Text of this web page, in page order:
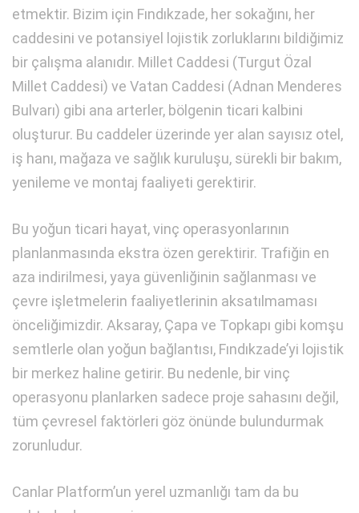
etmektir. Bizim için Fındıkzade, her sokağını, her
caddesini ve potansiyel lojistik zorluklarını bildiğimiz
bir çalışma alanıdır. Millet Caddesi (Turgut Özal
Millet Caddesi) ve Vatan Caddesi (Adnan Menderes
Bulvarı) gibi ana arterler, bölgenin ticari kalbini
oluşturur. Bu caddeler üzerinde yer alan sayısız otel,
iş hanı, mağaza ve sağlık kuruluşu, sürekli bir bakım,
yenileme ve montaj faaliyeti gerektirir.
Bu yoğun ticari hayat, vinç operasyonlarının
planlanmasında ekstra özen gerektirir. Trafiğin en
aza indirilmesi, yaya güvenliğinin sağlanması ve
çevre işletmelerin faaliyetlerinin aksatılmaması
önceliğimizdir. Aksaray, Çapa ve Topkapı gibi komşu
semtlerle olan yoğun bağlantısı, Fındıkzade’yi lojistik
bir merkez haline getirir. Bu nedenle, bir vinç
operasyonu planlarken sadece proje sahasını değil,
tüm çevresel faktörleri göz önünde bulundurmak
zorunludur.
Canlar Platform’un yerel uzmanlığı tam da bu